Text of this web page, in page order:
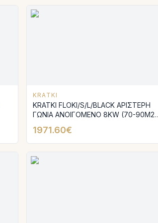
KRATKI
KRATKI FLOKI/S/L/BLACK ΑΡΙΣΤΕΡΗ
ΓΩΝΙΑ ΑΝΟΙΓΟΜΕΝΟ 8KW (70-90M2)
ΜΑΥΡΑ ΚΕΡΑΜΙΚΑ TERMOTEC
1971.60€